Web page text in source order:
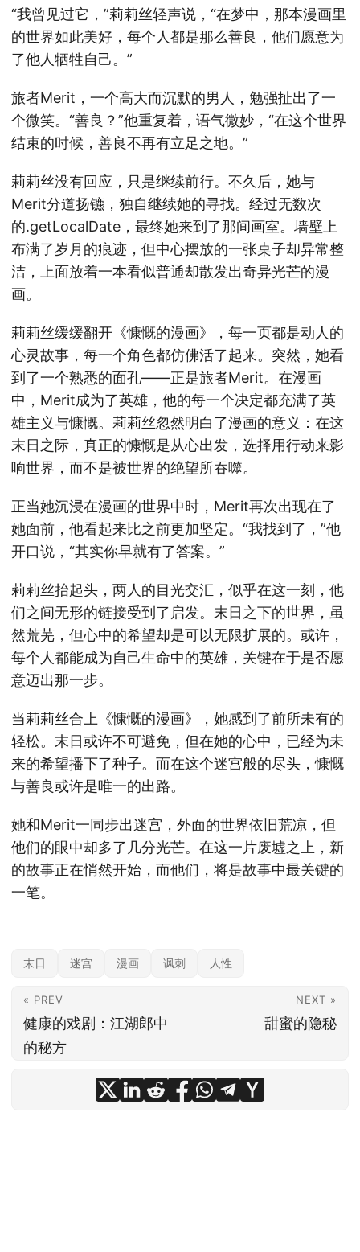
“我曾见过它，”莉莉丝轻声说，“在梦中，那本漫画里
的世界如此美好，每个人都是那么善良，他们愿意为
了他人牺牲自己。”
旅者Merit，一个高大而沉默的男人，勉强扯出了一
个微笑。“善良？”他重复着，语气微妙，“在这个世界
结束的时候，善良不再有立足之地。”
莉莉丝没有回应，只是继续前行。不久后，她与
Merit分道扬镳，独自继续她的寻找。经过无数次
的.getLocalDate，最终她来到了那间画室。墙壁上
布满了岁月的痕迹，但中心摆放的一张桌子却异常整
洁，上面放着一本看似普通却散发出奇异光芒的漫
画。
莉莉丝缓缓翻开《慷慨的漫画》，每一页都是动人的
心灵故事，每一个角色都仿佛活了起来。突然，她看
到了一个熟悉的面孔——正是旅者Merit。在漫画
中，Merit成为了英雄，他的每一个决定都充满了英
雄主义与慷慨。莉莉丝忽然明白了漫画的意义：在这
末日之际，真正的慷慨是从心出发，选择用行动来影
响世界，而不是被世界的绝望所吞噬。
正当她沉浸在漫画的世界中时，Merit再次出现在了
她面前，他看起来比之前更加坚定。“我找到了，”他
开口说，“其实你早就有了答案。”
莉莉丝抬起头，两人的目光交汇，似乎在这一刻，他
们之间无形的链接受到了启发。末日之下的世界，虽
然荒芜，但心中的希望却是可以无限扩展的。或许，
每个人都能成为自己生命中的英雄，关键在于是否愿
意迈出那一步。
当莉莉丝合上《慷慨的漫画》，她感到了前所未有的
轻松。末日或许不可避免，但在她的心中，已经为未
来的希望播下了种子。而在这个迷宫般的尽头，慷慨
与善良或许是唯一的出路。
她和Merit一同步出迷宫，外面的世界依旧荒凉，但
他们的眼中却多了几分光芒。在这一片废墟之上，新
的故事正在悄然开始，而他们，将是故事中最关键的
一笔。
末日 迷宫 漫画 讽刺 人性
« PREV
健康的戏剧：江湖郎中
的秘方
NEXT »
甜蜜的隐秘